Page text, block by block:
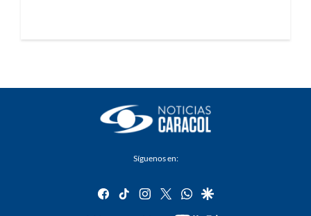
Síguenos en:
facebook
tiktok instagram
twitterwhatsapp
google